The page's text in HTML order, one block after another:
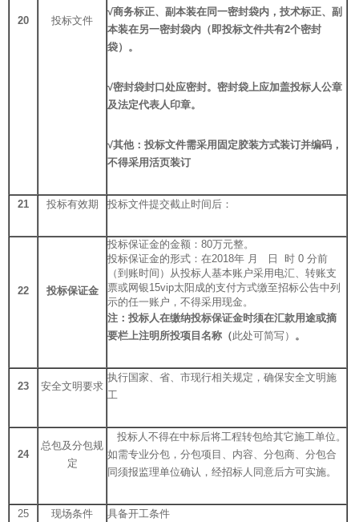
20 投标文件
√商务标正、副本装在同一密封袋内，技术标正、副
本装在另一密封袋内（即投标文件共有2个密封
袋）。
√密封袋封口处应密封。密封袋上应加盖投标人公章
及法定代表人印章。
√其他：投标文件需采用固定胶装方式装订并编码，
不得采用活页装订
21 投标有效期 投标文件提交截止时间后：
22 投标保证金
投标保证金的金额：80万元整。
投标保证金的形式：在2018年 月 日 时 0 分前
（到账时间）从投标人基本账户采用电汇、转账支
票或网银15vip太阳成的支付方式缴至招标公告中列
示的任一账户，不得采用现金。
注：投标人在缴纳投标保证金时须在汇款用途或摘
要栏上注明所投项目名称（此处可简写） 。
23 安全文明要求
执行国家、省、市现行相关规定，确保安全文明施
工
24
总包及分包规
定
投标人不得在中标后将工程转包给其它施工单位。
如需专业分包，分包项目、内容、分包商、分包合
同须报监理单位确认，经招标人同意后方可实施。
25 现场条件 具备开工条件